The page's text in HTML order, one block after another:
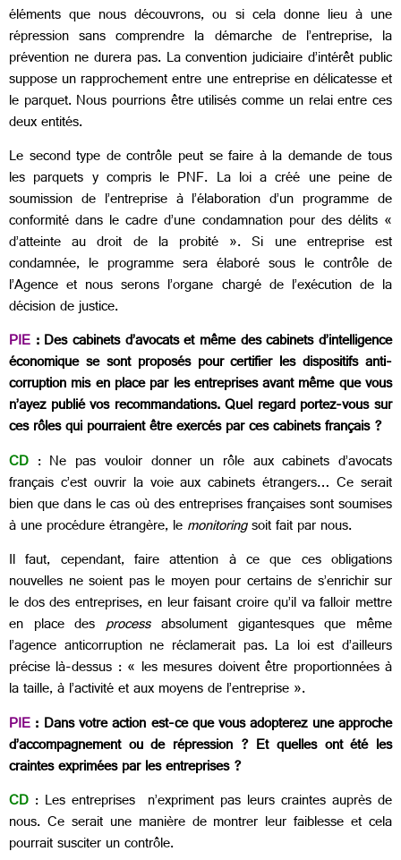
éléments que nous découvrons, ou si cela donne lieu à une
répression sans comprendre la démarche de l’entreprise, la
prévention ne durera pas. La convention judiciaire d’intérêt public
suppose un rapprochement entre une entreprise en délicatesse et
le parquet. Nous pourrions être utilisés comme un relai entre ces
deux entités.
Le second type de contrôle peut se faire à la demande de tous
les parquets y compris le PNF. La loi a créé une peine de
soumission de l’entreprise à l’élaboration d’un programme de
conformité dans le cadre d’une condamnation pour des délits «
d’atteinte au droit de la probité ». Si une entreprise est
condamnée, le programme sera élaboré sous le contrôle de
l’Agence et nous serons l’organe chargé de l’exécution de la
décision de justice.
PIE : Des cabinets d’avocats et même des cabinets d’intelligence
économique se sont proposés pour certifier les dispositifs anti-
corruption mis en place par les entreprises avant même que vous
n’ayez publié vos recommandations. Quel regard portez-vous sur
ces rôles qui pourraient être exercés par ces cabinets français ?
CD : Ne pas vouloir donner un rôle aux cabinets d’avocats
français c’est ouvrir la voie aux cabinets étrangers… Ce serait
bien que dans le cas où des entreprises françaises sont soumises
à une procédure étrangère, lemonitoringsoit fait par nous.
Il faut, cependant, faire attention à ce que ces obligations
nouvelles ne soient pas le moyen pour certains de s’enrichir sur
le dos des entreprises, en leur faisant croire qu’il va falloir mettre
en place desprocessabsolument gigantesques que même
l’agence anticorruption ne réclamerait pas. La loi est d’ailleurs
précise là-dessus : « les mesures doivent être proportionnées à
la taille, à l’activité et aux moyens de l’entreprise ».
PIE: Dans votre action est-ce que vous adopterez une approche
d’accompagnement ou de répression ? Et quelles ont été les
craintes exprimées par les entreprises ?
CD : Les entreprises n’expriment pas leurs craintes auprès de
nous. Ce serait une manière de montrer leur faiblesse et cela
pourrait susciter un contrôle.